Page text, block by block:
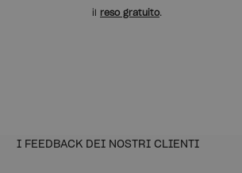
il reso gratuito.
I FEEDBACK DEI NOSTRI CLIENTI